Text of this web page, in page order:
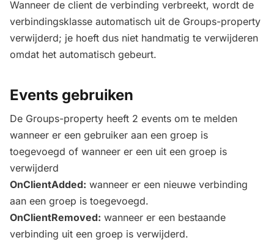
Wanneer de client de verbinding verbreekt, wordt de
verbindingsklasse automatisch uit de Groups-property
verwijderd; je hoeft dus niet handmatig te verwijderen
omdat het automatisch gebeurt.
Events gebruiken
De Groups-property heeft 2 events om te melden
wanneer er een gebruiker aan een groep is
toegevoegd of wanneer er een uit een groep is
verwijderd
OnClientAdded: wanneer er een nieuwe verbinding
aan een groep is toegevoegd.
OnClientRemoved: wanneer er een bestaande
verbinding uit een groep is verwijderd.